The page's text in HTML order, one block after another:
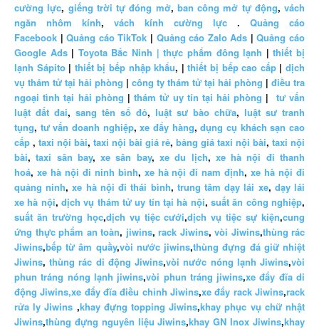
cường lực, giếng trời tự đóng mở, ban công mở tự động, vách
ngăn nhôm kính, vách kính cường lực . Quảng cáo
Facebook |Quảng cáo TikTok | Quảng cáo Zalo Ads |Quảng cáo
Google Ads| Toyota Bắc Ninh | thực phẩm đông lạnh |thiết bị
lạnh Sápito | thiết bị bếp nhập khẩu, |thiết bị bếp cao cấp|dịch
vụ thám tử tại hải phòng | công ty thám tử tại hải phòng | điều tra
ngoại tình tại hải phòng |thám tử uy tín tại hải phòng | tư vấn
luật đất đai, sang tên sổ đỏ, luật sư bào chữa, luật sư tranh
tụng, tư vấn doanh nghiệp,xe đẩy hàng,dụng cụ khách sạn cao
cấp , taxi nội bài, taxi nội bài giá rẻ, bảng giá taxi nội bài, taxi nội
bài,taxi sân bay,xe sân bay,xe du lịch, xe hà nội đi thanh
hoá, xe hà nội đi ninh bình, xe hà nội đi nam định,xe hà nội đi
quảng ninh,xe hà nội đi thái bình, trung tâm dạy lái xe, dạy lái
xe hà nội,dịch vụ thám tử uy tín tại hà nội,suất ăn công nghiệp,
suất ăn trường học,dịch vụ tiệc cưới,dịch vụ tiệc sự kiện,cung
ứng thực phẩm an toàn, jiwins, rack Jiwins, vòi Jiwins,thùng rác
Jiwins,bếp từ âm quầy,vòi nước jiwins,thùng đựng đá giữ nhiệt
Jiwins,thùng rác di động Jiwins,vòi nước nóng lạnh Jiwins,vòi
phun tráng nóng lạnh jiwins,vòi phun tráng jiwins,xe đẩy đĩa di
động Jiwins,xe đẩy đĩa điều chỉnh Jiwins,xe đẩy rack Jiwins,rack
rửa ly Jiwins ,khay đựng topping Jiwins,khay phục vụ chữ nhật
Jiwins,thùng đựng nguyên liệu Jiwins,khay GN Inox Jiwins,khay